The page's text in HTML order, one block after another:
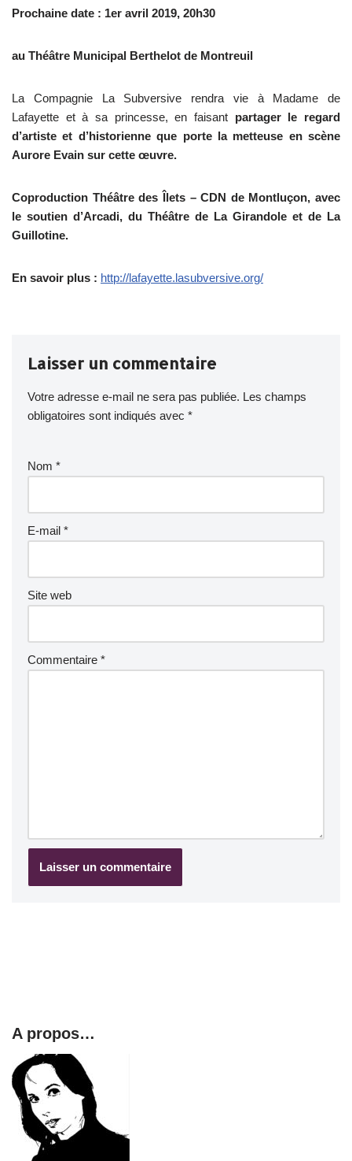
Prochaine date : 1er avril 2019, 20h30
au Théâtre Municipal Berthelot de Montreuil
La Compagnie La Subversive rendra vie à Madame de
Lafayette et à sa princesse, en faisant partager le regard
d’artiste et d’historienne que porte la metteuse en scène
Aurore Evain sur cette œuvre.
Coproduction Théâtre des Îlets – CDN de Montluçon, avec
le soutien d’Arcadi, du Théâtre de La Girandole et de La
Guillotine.
En savoir plus : http://lafayette.lasubversive.org/
Laisser un commentaire
Votre adresse e-mail ne sera pas publiée. Les champs
obligatoires sont indiqués avec *
Nom *
E-mail *
Site web
Commentaire *
A propos…